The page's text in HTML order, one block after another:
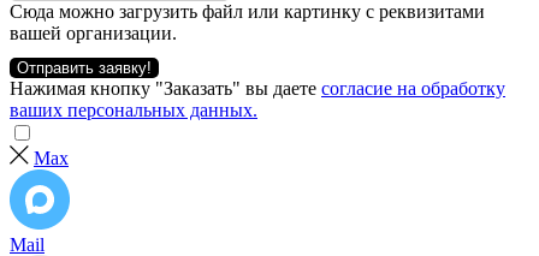
Сюда можно загрузить файл или картинку с реквизитами
вашей организации.
Отправить заявку!
Нажимая кнопку "Заказать" вы даете согласие на обработку
ваших персональных данных.
Max
Mail